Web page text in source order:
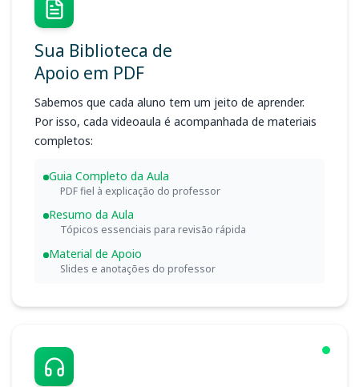
Sua Biblioteca de
Apoio em PDF
Sabemos que cada aluno tem um jeito de aprender.
Por isso, cada videoaula é acompanhada de materiais
completos:
Guia Completo da Aula
PDF fiel à explicação do professor
Resumo da Aula
Tópicos essenciais para revisão rápida
Material de Apoio
Slides e anotações do professor